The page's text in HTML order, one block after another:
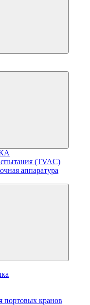
(TVAC)
аппаратура
портовых кранов